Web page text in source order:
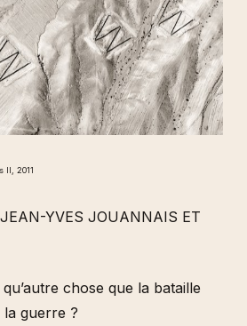
II, 2011
YVES JOUANNAIS ET
chose que la bataille
guerre ?